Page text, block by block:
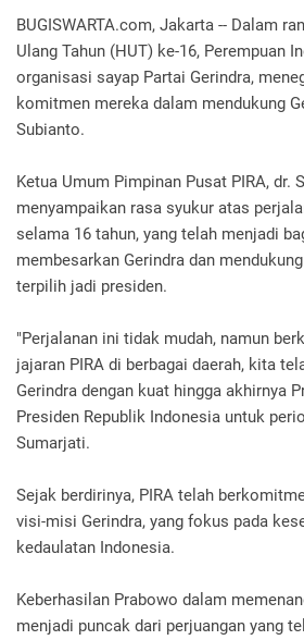
BUGISWARTA.com, Jakarta -- Dalam
Ulang Tahun (HUT) ke-16, Perempuan
organisasi sayap Partai Gerindra,
komitmen mereka dalam mendukung
Subianto.
Ketua Umum Pimpinan Pusat PIRA, dr.
menyampaikan rasa syukur atas
selama 16 tahun, yang telah menjadi
membesarkan Gerindra dan
terpilih jadi presiden.
"Perjalanan ini tidak mudah, namun
jajaran PIRA di berbagai daerah, kita
Gerindra dengan kuat hingga akhirnya
Presiden Republik Indonesia untuk
Sumarjati.
Sejak berdirinya, PIRA telah
visi-misi Gerindra, yang fokus pada
kedaulatan Indonesia.
Keberhasilan Prabowo dalam
menjadi puncak dari perjuangan yang